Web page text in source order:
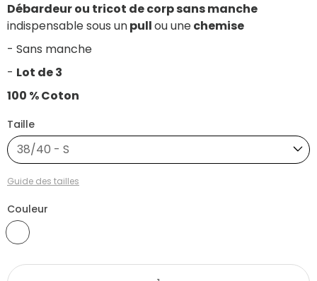
Débardeur ou tricot de corp sans manche
indispensable sous unpullou unechemise
- Sans manche
- Lot de 3
100 % Coton
Couleur
Taille
38/40 - S
Guide des tailles